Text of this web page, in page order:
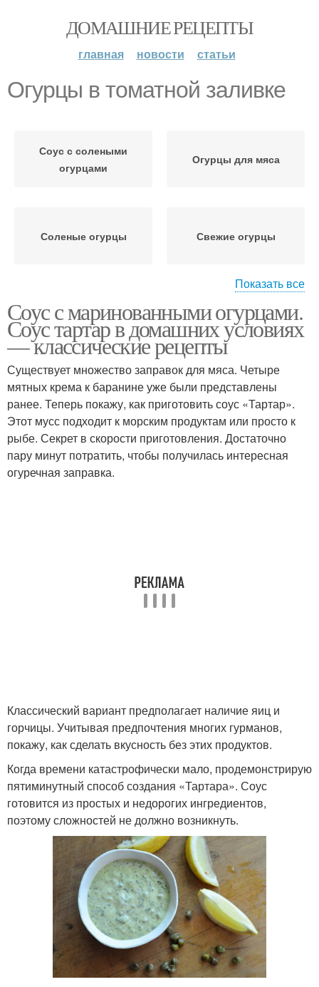
ДОМАШНИЕ РЕЦЕПТЫ
главная новости статьи
Огурцы в томатной заливке
Соус с солеными
огурцами
Огурцы для мяса
Соленые огурцы Свежие огурцы
Томатный соус Заливка на зиму
Заливка без
стерилизации
Тартар с солеными
огурцами
Огурцы на зиму
Огурцы без
Показать все
Соус с маринованными огурцами.
Соус тартар в домашних условиях
— классические рецепты
Существует множество заправок для мяса. Четыре
мятных крема к баранине уже были представлены
ранее. Теперь покажу, как приготовить соус «Тартар».
Этот мусс подходит к морским продуктам или просто к
рыбе. Секрет в скорости приготовления. Достаточно
пару минут потратить, чтобы получилась интересная
огуречная заправка.
Классический вариант предполагает наличие яиц и
горчицы. Учитывая предпочтения многих гурманов,
покажу, как сделать вкусность без этих продуктов.
Когда времени катастрофически мало, продемонстрирую
пятиминутный способ создания «Тартара». Соус
готовится из простых и недорогих ингредиентов,
поэтому сложностей не должно возникнуть.